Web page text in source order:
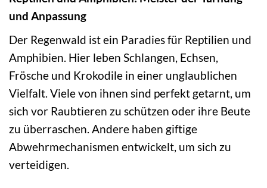
und Anpassung
Der Regenwald ist ein Paradies für Reptilien und
Amphibien. Hier leben Schlangen, Echsen,
Frösche und Krokodile in einer unglaublichen
Vielfalt. Viele von ihnen sind perfekt getarnt, um
sich vor Raubtieren zu schützen oder ihre Beute
zu überraschen. Andere haben giftige
Abwehrmechanismen entwickelt, um sich zu
verteidigen.